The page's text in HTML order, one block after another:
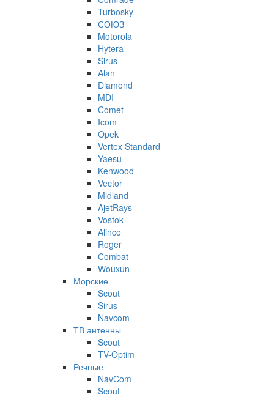
Turbosky
СОЮЗ
Motorola
Hytera
Sirus
Alan
Diamond
MDI
Comet
Icom
Opek
Vertex Standard
Yaesu
Kenwood
Vector
Midland
AjetRays
Vostok
Alinco
Roger
Combat
Wouxun
Морские
Scout
Sirus
Navcom
ТВ антенны
Scout
TV-Optim
Речные
NavCom
Scout